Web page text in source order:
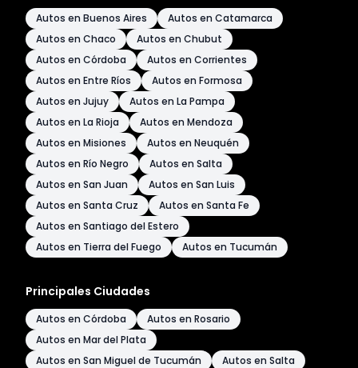
Autos en Buenos Aires
Autos en Catamarca
Autos en Chaco
Autos en Chubut
Autos en Córdoba
Autos en Corrientes
Autos en Entre Ríos
Autos en Formosa
Autos en Jujuy
Autos en La Pampa
Autos en La Rioja
Autos en Mendoza
Autos en Misiones
Autos en Neuquén
Autos en Río Negro
Autos en Salta
Autos en San Juan
Autos en San Luis
Autos en Santa Cruz
Autos en Santa Fe
Autos en Santiago del Estero
Autos en Tierra del Fuego
Autos en Tucumán
Principales Ciudades
Autos en Córdoba
Autos en Rosario
Autos en Mar del Plata
Autos en San Miguel de Tucumán
Autos en Salta